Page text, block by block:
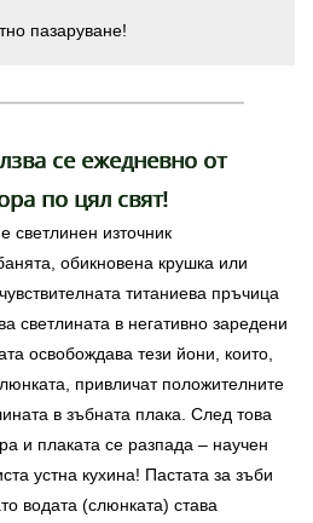
пазаруване!
се ежедневно от
по цял свят!
светлинен източник
обикновена крушка или
титаниева пръчица
светлината в негативно заредени
освобождава тези йони, които,
привличат положителните
в зъбната плака. След това
и плаката се разпада – научен
устна кухина! Пастата за зъби
водата (слюнката) става